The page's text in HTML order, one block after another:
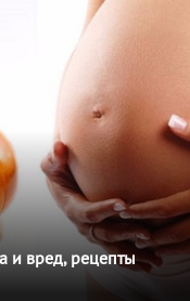
и вред, рецепты